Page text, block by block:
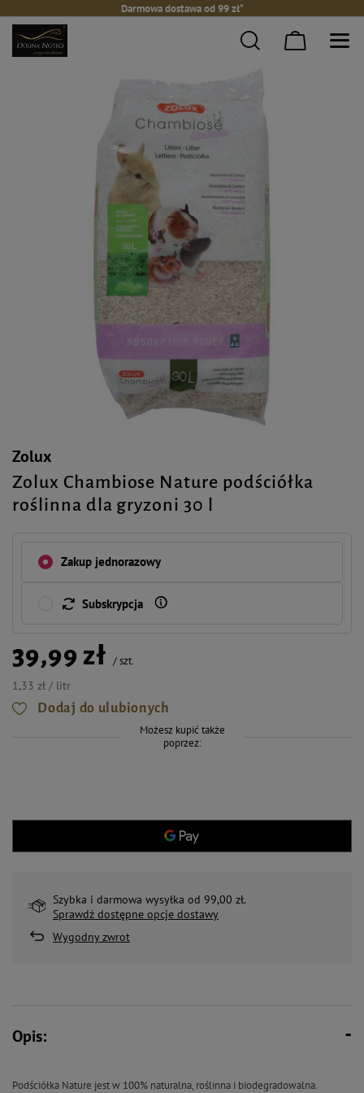
Darmowa dostawa od 99 zł*
Zolux
Zolux Chambiose Nature podściółka
roślinna dla gryzoni 30 l
Zakup jednorazowy
Subskrypcja
39,99 zł /szt.
1,33 zł / litr
Dodaj do ulubionych
Możesz kupić także
poprzez:
Szybka i darmowa wysyłka od 99,00 zł.
Sprawdź dostępne opcje dostawy
Wygodny zwrot
Opis:
Podściółka Nature jest w 100% naturalna, roślinna i biodegradowalna.